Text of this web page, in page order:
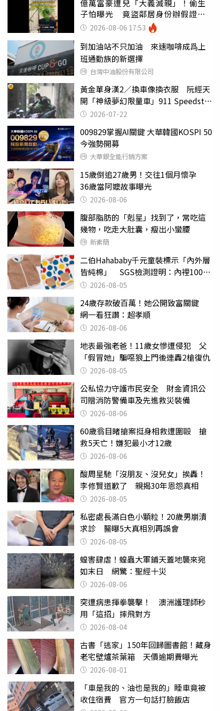
億萬富豪遭兒「大義滅親」！偷生
子怕曝光 竟盜鄰居身份辦假證落
戶 2026-08-06 17:53
到加油站不只加油 來速咖啡成爲上
班通勤族的新選擇
台灣中油股份有限公司
黃金單身漢2／換車像換衣服 阮經天
開「神級夢幻限量車」911 Speedster
有錢不一定能買到
2026-07-22
009829掌握AI關鍵 大華韓國KOSPI 50
今強勢開募
大華銀全能行銷方案
15歲倒追27歲男！交往1個月懷孕
36歲當阿嬤故事曝光
2026-08-06
腹部脂肪的「剋星」找到了，常吃這
幾物，吃走大肚囊，瘦出小蠻腰
新素簡
二伯Hahababy千元童裝標示「內外層
皆純棉」 SGS檢測證明：內裡100%
聚酯纖維
2026-08-05
24歲存款破百萬！她公開致富關鍵
網一看狂讚：超孝順
2026-08-06
地表最強老爸！11歲女慘遭侵犯 父
「假冒她」騙噁狼上門後連轟2槍復仇
2026-08-05
公私協力守護市民安全 財金資訊公
司贈消防警備車及先進救災裝備
2026-08-06
60歲翁目睹搶案挺身相救遭圍毆 搶
救5天亡！嫌犯最小才12歲
2026-08-06
酸周星馳「沒朋友、沒兒女」挨轟！
李修賢道歉了 親揭30年恩怨真相
2026-08-05
私密處長滿白色小顆粒！20歲男崩潰
求診 醫曝5大真相別再誤會
2026-08-05
蝗害肆虐！蝗蟲大軍鋪天蓋地襲來宛
如末日 網驚：聖經十災
2026-08-06
突遭病患揮拳襲擊！ 澳洲護理師秒
用「這招」摔飛對方
2026-08-04
古書「逃家」150年回歸圖書館！藏身
老宅壁爐茶葉箱 天價逾期費曝光
2026-08-01
「車是我的、油也是我的」睡車竟被
收住宿費 官方一句話打臉飯店